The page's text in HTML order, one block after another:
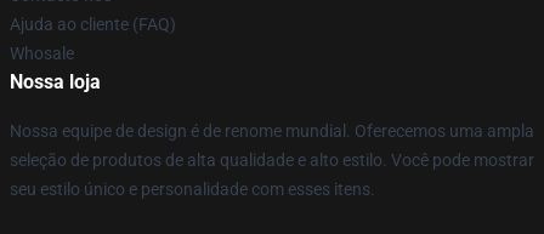
Ajuda ao cliente (FAQ)
Whosale
Nossa loja
Nossa equipe de design é de renome mundial. Oferecemos uma ampla
seleção de produtos de alta qualidade e alto estilo. Você pode mostrar
seu estilo único e personalidade com esses itens.